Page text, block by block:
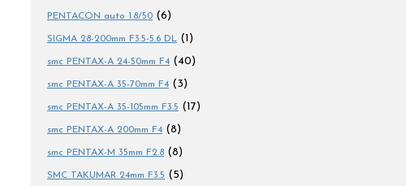
PENTACON auto 1.8/50 (6)
SIGMA 28-200mm F3.5-5.6 DL (1)
smc PENTAX-A 24-50mm F4 (40)
smc PENTAX-A 35-70mm F4 (3)
smc PENTAX-A 35-105mm F3.5 (17)
smc PENTAX-A 200mm F4 (8)
smc PENTAX-M 35mm F2.8 (8)
SMC TAKUMAR 24mm F3.5 (5)